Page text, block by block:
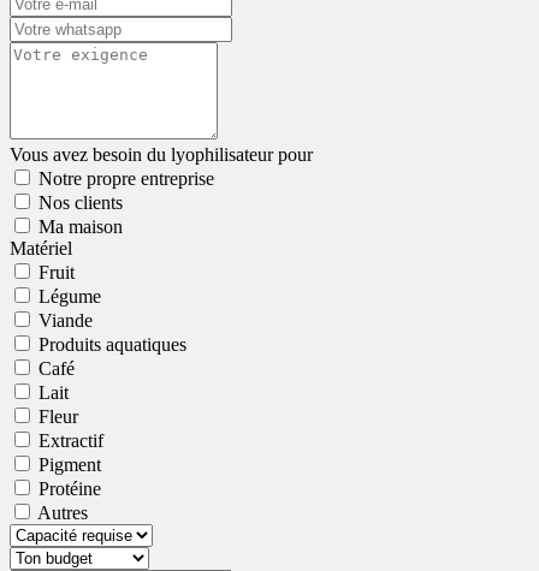
Vous avez besoin du lyophilisateur pour
Notre propre entreprise
Nos clients
Ma maison
Matériel
Fruit
Légume
Viande
Produits aquatiques
Café
Lait
Fleur
Extractif
Pigment
Protéine
Autres